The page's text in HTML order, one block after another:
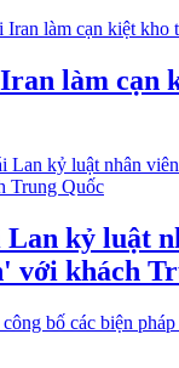
làm cạn
Lan kỷ luật
với khách